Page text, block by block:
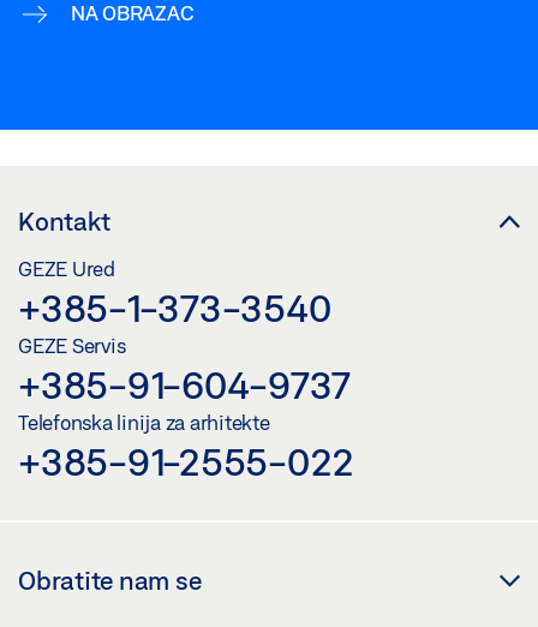
NA OBRAZAC
Kontakt
GEZE Ured
+385-1-373-3540
GEZE Servis
+385-91-604-9737
Telefonska linija za arhitekte
+385-91-2555-022
Obratite nam se